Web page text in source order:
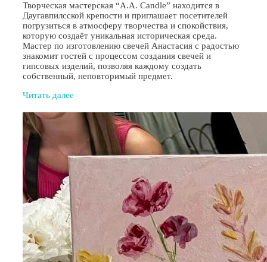
Творческая мастерская “A.A. Candle” находится в
Даугавпилсской крепости и приглашает посетителей
погрузиться в атмосферу творчества и спокойствия,
которую создаёт уникальная историческая среда.
Мастер по изготовлению свечей Анастасия с радостью
знакомит гостей с процессом создания свечей и
гипсовых изделий, позволяя каждому создать
собственный, неповторимый предмет.
Читать далее